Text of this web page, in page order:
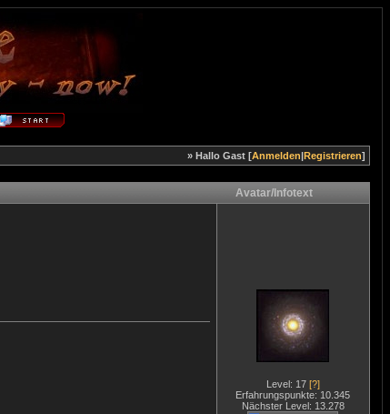
» Hallo Gast [Anmelden|Registrieren]
Avatar/Infotext
Level: 17 [?]
Erfahrungspunkte: 10.345
Nächster Level: 13.278